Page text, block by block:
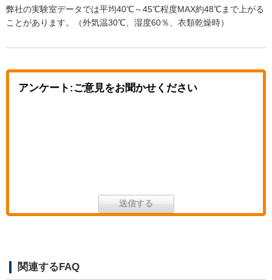
弊社の実験室データでは平均40℃～45℃程度MAX約48℃まで上がる
ことがあります。（外気温30℃、湿度60％、衣類乾燥時）
アンケート:ご意見をお聞かせください
関連するFAQ